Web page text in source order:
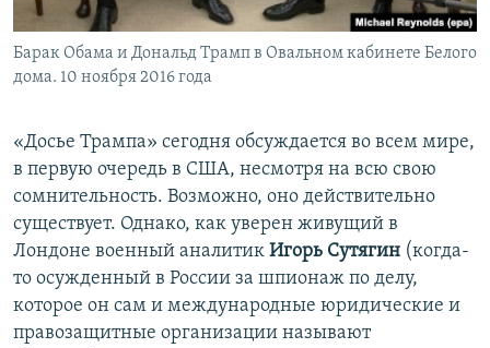
Барак Обама и Дональд Трамп в Овальном кабинете Белого
дома. 10 ноября 2016 года
«Досье Трампа» сегодня обсуждается во всем мире,
в первую очередь в США, несмотря на всю свою
сомнительность. Возможно, оно действительно
существует. Однако, как уверен живущий в
Лондоне военный аналитик Игорь Сутягин (когда-
то осужденный в России за шпионаж по делу,
которое он сам и международные юридические и
правозащитные организации называют